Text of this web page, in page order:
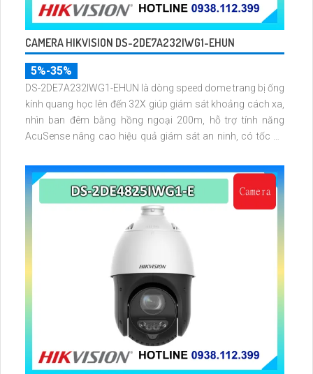
CAMERA HIKVISION DS-2DE7A232IWG1-EHUN
5%-35%
DS-2DE7A232IWG1-EHUN là dòng speed dome trang bị ống
kính quang học lên đến 32X giúp giám sát khoảng cách xa,
nhìn ban đêm bằng hồng ngoại 200m, hỗ trợ tính năng
AcuSense nâng cao hiệu quả giám sát an ninh, có tốc độ